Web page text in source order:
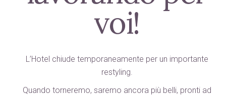
5.1 o 4.1 e scendere alla fermata di "San Zaccaria".
voi!
L’Hotel chiude temporaneamente per un importante
restyling.
Quando torneremo, saremo ancora più belli, pronti ad